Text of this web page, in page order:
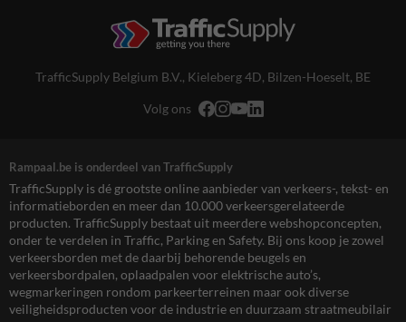
TrafficSupply Belgium B.V., Kieleberg 4D, Bilzen-Hoeselt, BE
Volg ons
Rampaal.be is onderdeel van TrafficSupply
TrafficSupply is dé grootste online aanbieder van verkeers-, tekst- en
informatieborden en meer dan 10.000 verkeersgerelateerde
producten. TrafficSupply bestaat uit meerdere webshopconcepten,
onder te verdelen in Traffic, Parking en Safety. Bij ons koop je zowel
verkeersborden met de daarbij behorende beugels en
verkeersbordpalen, oplaadpalen voor elektrische auto’s,
wegmarkeringen rondom parkeerterreinen maar ook diverse
veiligheidsproducten voor de industrie en duurzaam straatmeubilair